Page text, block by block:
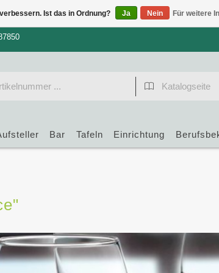
Bar Tafeln Einrichtung
Ist das in Ordnung? Ja Nein Für weitere